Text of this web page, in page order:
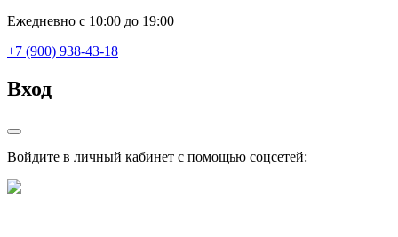
Ежедневно с 10:00 до 19:00
+7 (900) 938-43-18
Вход
Войдите в личный кабинет с помощью соцсетей: